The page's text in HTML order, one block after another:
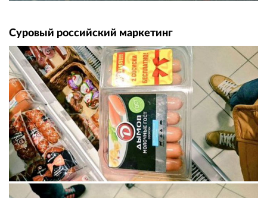
Суровый российский маркетинг